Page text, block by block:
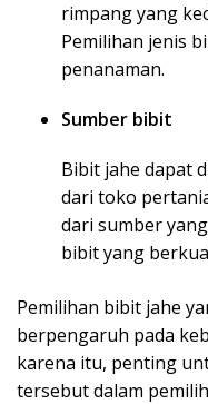
rimpang yang
Pemilihan jenis
penanaman.
Sumber bibit
Bibit jahe dapat
dari toko
dari sumber
bibit yang
Pemilihan bibit jahe
berpengaruh pada
karena itu, penting
tersebut dalam